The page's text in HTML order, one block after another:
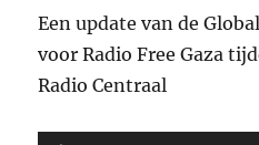
Een update van de
voor Radio Free Gaza
Radio Centraal